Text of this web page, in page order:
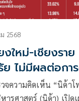
2568
งใหม่-เชียงร
ย ไม่มีผลต่อกา
บจ.
จความคิดเห็น “นิด้า
รศาสตร์ (นิด้า) เปิดเ